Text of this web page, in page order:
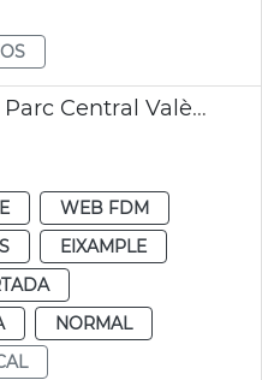
Polideportivo Nave 1 Parc Central València
WEB FDM
EIXAMPLE
NORMAL